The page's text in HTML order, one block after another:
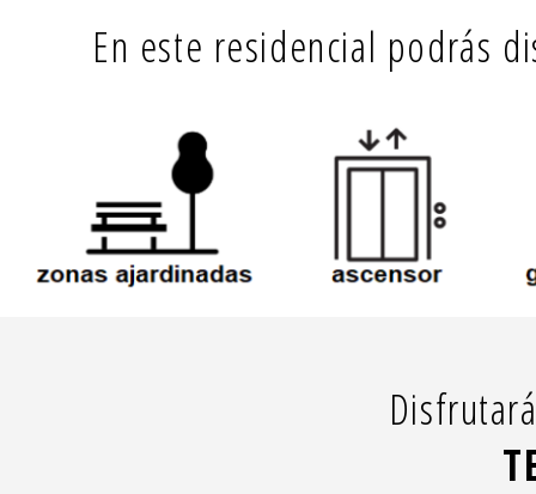
En este residencial podrás